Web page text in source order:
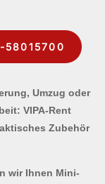
58015700
Umzug oder
VIPA-Rent
Zubehör
wir Ihnen Mini-